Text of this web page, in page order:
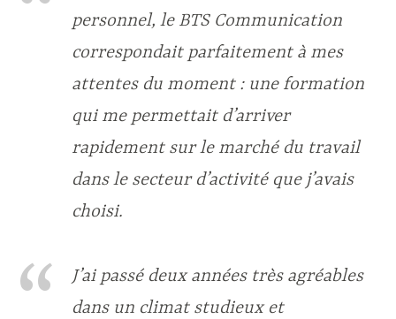
personnel, le BTS Communication
correspondait parfaitement à mes
attentes du moment : une formation
qui me permettait d’arriver
rapidement sur le marché du travail
dans le secteur d’activité que j’avais
choisi.
J’ai passé deux années très agréables
dans un climat studieux et